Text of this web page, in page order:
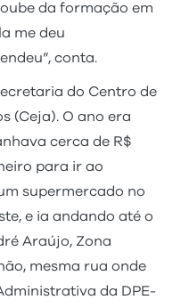
da formação em
me deu
conta.
do Centro de
(Ceja). O ano era
cerca de R$
para ir ao
supermercado no
e ia andando até o
Araújo, Zona
mesma rua onde
da DPE-